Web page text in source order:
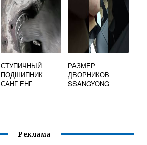
СТУПИЧНЫЙ
ПОДШИПНИК
САНГ ЕНГ
РАЗМЕР
ДВОРНИКОВ
SSANGYONG
Реклама